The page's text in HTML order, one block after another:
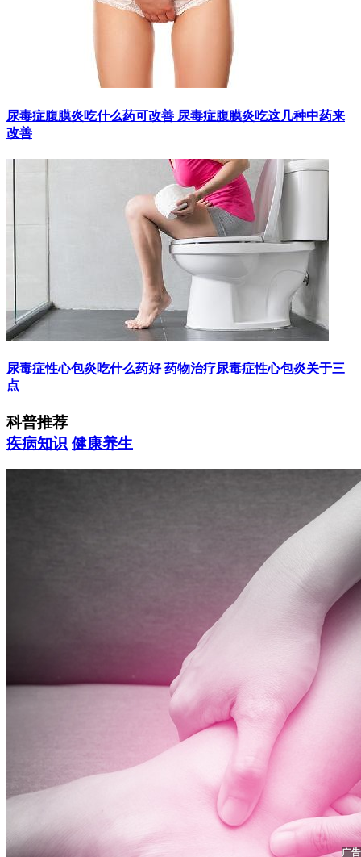
尿毒症腹膜炎吃什么药可改善 尿毒症腹膜炎吃这几种中药来
改善
尿毒症性心包炎吃什么药好 药物治疗尿毒症性心包炎关于三
点
科普推荐
疾病知识 健康养生